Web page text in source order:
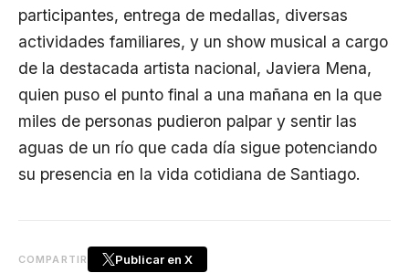
participantes, entrega de medallas, diversas
actividades familiares, y un show musical a cargo
de la destacada artista nacional, Javiera Mena,
quien puso el punto final a una mañana en la que
miles de personas pudieron palpar y sentir las
aguas de un río que cada día sigue potenciando
su presencia en la vida cotidiana de Santiago.
COMPARTIR Publicar en X